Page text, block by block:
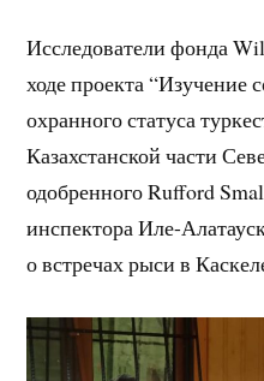
Исследователи фонда
ходе проекта “Изучение
охранного статуса
Казахстанской части
одобренного Rufford
инспектора Иле-
о встречах рыси в